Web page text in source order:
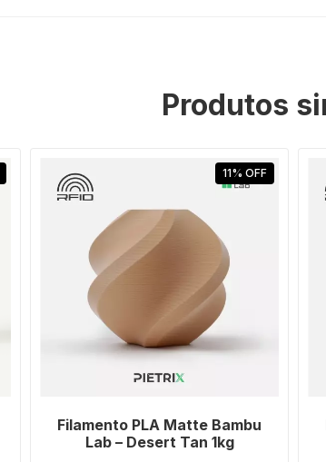
Produtos
11% OFF
Filamento PLA Matte Bambu
Lab – Desert Tan 1kg